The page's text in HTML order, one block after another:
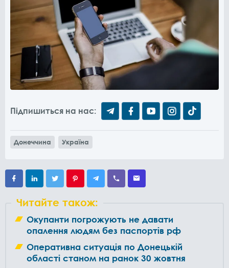
Підпишиться на нас:
Донеччина Україна
Читайте також:
Окупанти погрожують не давати
опалення людям без паспортів рф
Оперативна ситуація по Донецькій
області станом на ранок 30 жовтня